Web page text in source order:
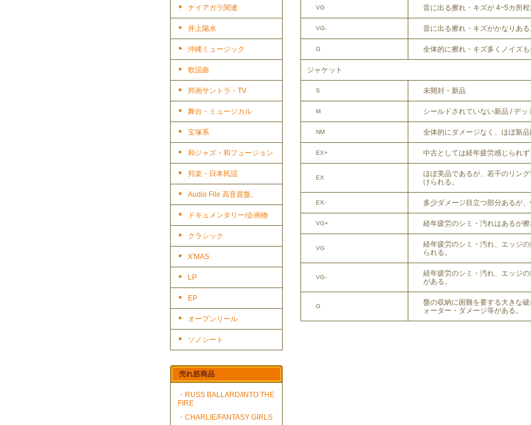
ナイアガラ関連
井上陽水
沖縄ミュージック
歌謡曲
邦画サントラ・TV
舞台・ミュージカル
宝塚系
和ジャズ・和フュージョン
邦楽・日本民謡
Audio File 高音質盤。
ドキュメンタリー/企画物
クラシック
X'MAS
LP
EP
オープンリール
ソノシート
売れ筋商品
・RUSS BALLARD/INTO THE
FIRE
・CHARLIE/FANTASY GIRLS
VG 音に出る擦れ・キズが 4~5カ所程
VG- 音に出る擦れ・キズがかなりある
G 全体的に擦れ・キズ多くノイズも
ジャケット
S 未開封・新品
M シールドされていない新品 / デッ
NM 全体的にダメージなく、ほぼ新品
EX+ 中古としては経年疲労感じられず
EX
ほぼ美品であるが、若干のリン
けられる。
EX- 多少ダメージ目立つ部分あるが、
VG+ 経年疲労のシミ・汚れはあるが擦
VG
経年疲労のシミ・汚れ、エッジ
られる。
VG-
経年疲労のシミ・汚れ、エッジ
がある。
G
盤の収納に困難を要する大きな
ォーター・ダメージ等がある。